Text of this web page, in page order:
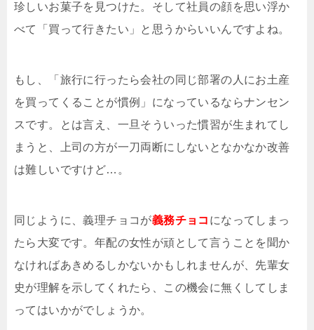
珍しいお菓子を見つけた。そして社員の顔を思い浮か
べて「買って行きたい」と思うからいいんですよね。
もし、「旅行に行ったら会社の同じ部署の人にお土産
を買ってくることが慣例」になっているならナンセン
スです。とは言え、一旦そういった慣習が生まれてし
まうと、上司の方が一刀両断にしないとなかなか改善
は難しいですけど…。
同じように、義理チョコが義務チョコ になってしまっ
たら大変です。年配の女性が頑として言うことを聞か
なければあきめるしかないかもしれませんが、先輩女
史が理解を示してくれたら、この機会に無くしてしま
ってはいかがでしょうか。